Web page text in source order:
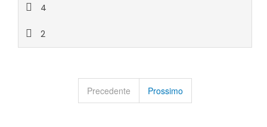
4
2
Precedente Prossimo